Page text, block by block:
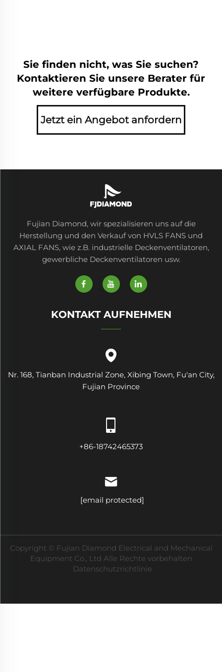
Sie finden nicht, was Sie suchen?
Kontaktieren Sie unsere Berater für
weitere verfügbare Produkte.
Jetzt ein Angebot anfordern
Fujian Diamond, wir spezialisieren uns auf die
Herstellung und den Verkauf von HVLS FANS und
AXIAL FANS, wie z.B. industrielle Deckenventilatoren,
gewerbliche Deckenventilatoren usw.
KONTAKT AUFNEHMEN
Nr. 168, Tianban Industrial Zone, Xibing Town, Fu'an City,
Fujian Province
+86-18742465373
[email protected]
Copyright © Fujian Diamond Electrical and Mechanical
Equipment Co., Ltd Alle Rechte vorbehalten
Datenschutzrichtlinie